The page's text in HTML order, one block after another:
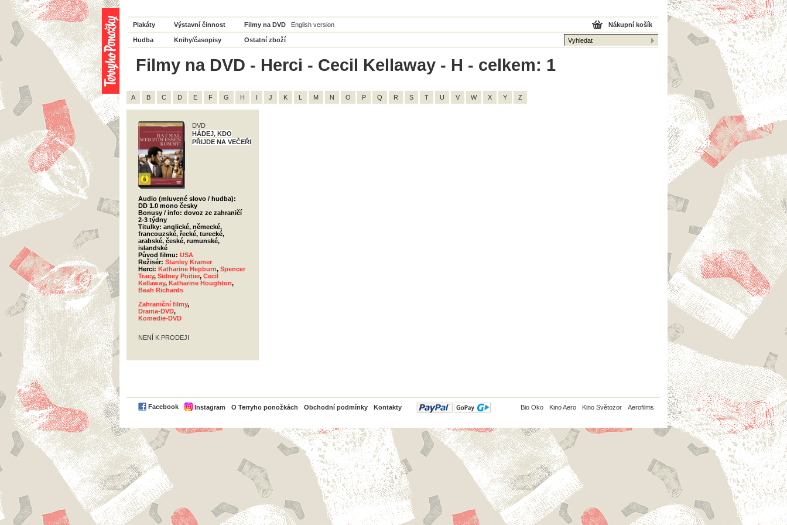
Plakáty Výstavní činnost Filmy na DVD English version
Hudba Knihy/časopisy Ostatní zboží
Nákupní košík
Filmy na DVD - Herci - Cecil Kellaway - H - celkem: 1
A B C D E F G H I J K L M N O P Q R S T U V W X Y Z
DVD
HÁDEJ, KDO
PŘIJDE NA VEČEŘI
Audio (mluvené slovo / hudba):
DD 1.0 mono česky
Bonusy / info: dovoz ze zahraničí
2-3 týdny
Titulky: anglické, německé,
francouzské, řecké, turecké,
arabské, české, rumunské,
islandské
Původ filmu: USA
Režisér: Stanley Kramer
Herci: Katharine Hepburn, Spencer
Tracy, Sidney Poitier, Cecil
Kellaway, Katharine Houghton,
Beah Richards
Zahraniční filmy,
Drama-DVD,
Komedie-DVD
NENÍ K PRODEJI
Facebook Instagram O Terryho ponožkách Obchodní podmínky Kontakty
PayPal Bio Oko Kino Aero Kino Světozor Aerofilms